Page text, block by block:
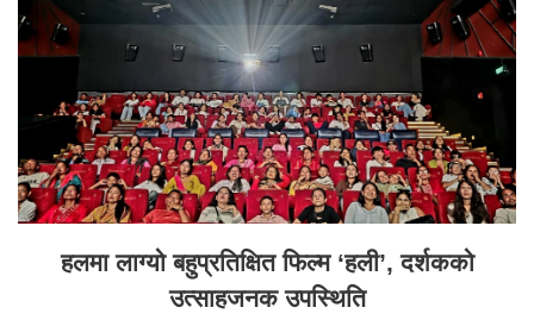
हलमा लाग्यो बहुप्रतिक्षित फिल्म ‘हली’, दर्शकको
उत्साहजनक उपस्थिति